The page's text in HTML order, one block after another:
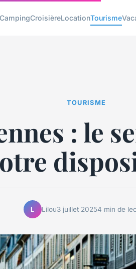
CroisièreLocationTourisme
TOURISME
: le
L Lilou3 juillet 20254 min de